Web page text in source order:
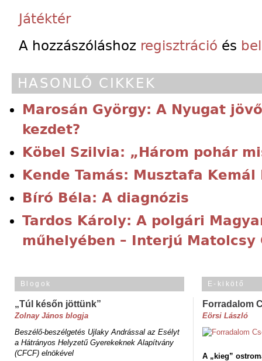
Játéktér
A hozzászóláshoz regisztráció és
HASONLÓ CIKKEK
Marosán György: A Nyugat
kezdet?
Köbel Szilvia: „Három pohár
Kende Tamás: Musztafa
Bíró Béla: A diagnózis
Tardos Károly: A polgári
műhelyében – Interjú Matolcsy
Blogok
„Túl későn jöttünk”
Zolnay János blogja
Beszélő-beszélgetés Ujlaky Andrással az Esélyt
a Hátrányos Helyzetű Gyerekeknek Alapítvány
(CFCF) elnökével
E-kikötő
Forradalom
Eörsi László
A „kieg”